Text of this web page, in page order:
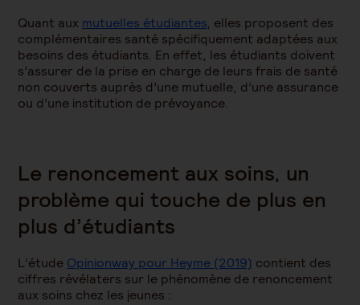
Quant aux mutuelles étudiantes, elles proposent des
complémentaires santé spécifiquement adaptées aux
besoins des étudiants. En effet, les étudiants doivent
s’assurer de la prise en charge de leurs frais de santé
non couverts auprès d’une mutuelle, d’une assurance
ou d’une institution de prévoyance.
Le renoncement aux soins, un
problème qui touche de plus en
plus d’étudiants
L’étude Opinionway pour Heyme (2019) contient des
ciffres révélaters sur le phénomène de renoncement
aux soins chez les jeunes :